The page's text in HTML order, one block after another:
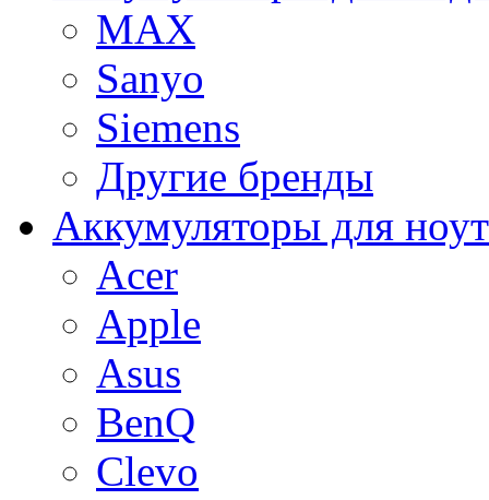
MAX
Sanyo
Siemens
Другие бренды
Аккумуляторы для
Acer
Apple
Asus
BenQ
Clevo